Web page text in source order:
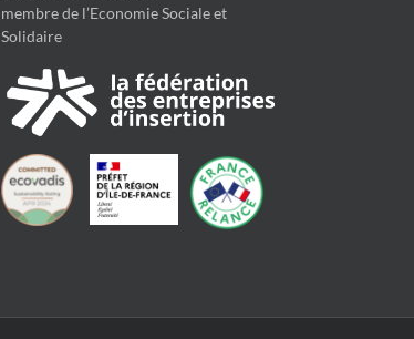
membre de l’Economie Sociale et
Solidaire